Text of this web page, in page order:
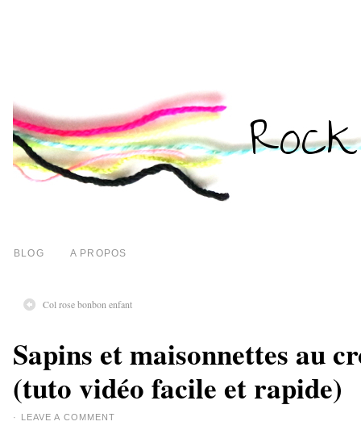
BLOG A PROPOS
Col rose bonbon enfant
Sapins et maisonnettes au
(tuto vidéo facile et rapide)
· LEAVE A COMMENT